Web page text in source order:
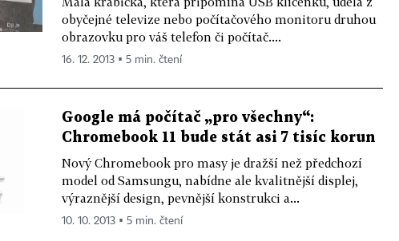
obyčejné televize nebo počítačového monitoru druhou
obrazovku pro váš telefon či počítač....
16. 12. 2013 ▪ 5 min. čtení
Google má počítač „pro všechny“:
Chromebook 11 bude stát asi 7 tisíc korun
Nový Chromebook pro masy je dražší než předchozí
model od Samsungu, nabídne ale kvalitnější displej,
výraznější design, pevnější konstrukci a...
10. 10. 2013 ▪ 5 min. čtení